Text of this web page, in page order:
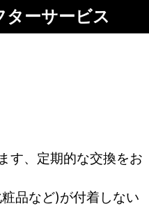
ターサービス
す、定期的な交換をお
品など)が付着しない